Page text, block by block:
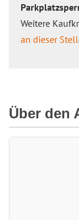
Weitere
an dieser
Über den